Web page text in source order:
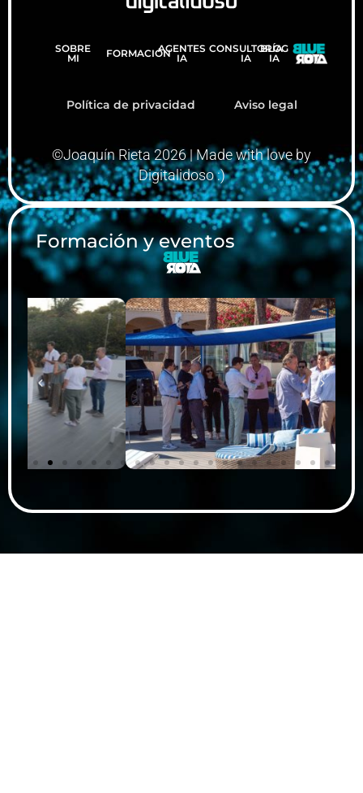
SOBRE
MI
FORMACIÓNAGENTES
IA
CONSULTORÍA
IA
BLOG
IA
Política de privacidad Aviso legal
©Joaquín Rieta 2026 | Made with love by
Digitalidoso :)
Formación y eventos